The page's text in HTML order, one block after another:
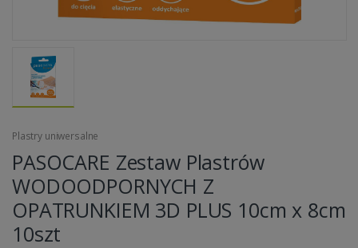
Plastry uniwersalne
PASOCARE Zestaw Plastrów
WODOODPORNYCH Z
OPATRUNKIEM 3D PLUS 10cm x 8cm
10szt